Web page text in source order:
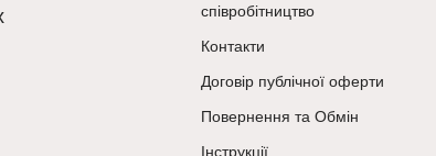
співробітництво
Контакти
Договір публічної оферти
Повернення та Обмін
Інструкції